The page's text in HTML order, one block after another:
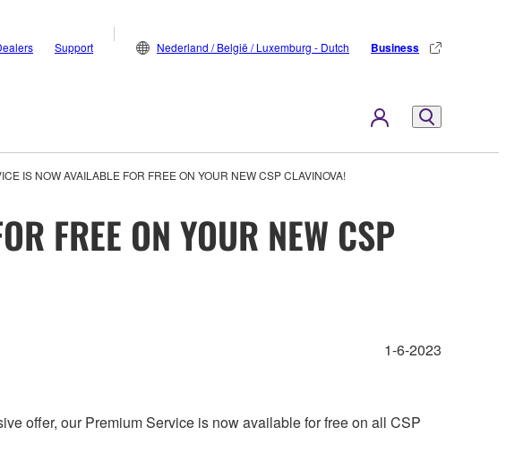
Support Nederland / België / Luxemburg - Dutch Business
IS NOW AVAILABLE FOR FREE ON YOUR NEW CSP CLAVINOVA!
FREE ON YOUR NEW CSP
1-6-2023
offer, our Premium Service is now available for free on all CSP